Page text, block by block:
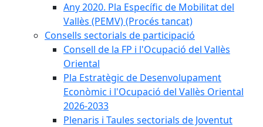
Any 2020. Pla Específic de Mobilitat del
Vallès (PEMV) (Procés tancat)
Consells sectorials de participació
Consell de la FP i l'Ocupació del Vallès
Oriental
Pla Estratègic de Desenvolupament
Econòmic i l'Ocupació del Vallès Oriental
2026-2033
Plenaris i Taules sectorials de Joventut